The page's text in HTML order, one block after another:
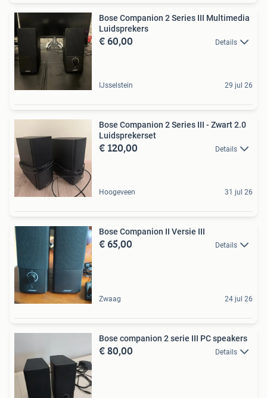
Bose Companion 2 Series III Multimedia
Luidsprekers
€ 60,00 Details
IJsselstein 29 jul 26
Bose Companion 2 Series III - Zwart 2.0
Luidsprekerset
€ 120,00 Details
Hoogeveen 31 jul 26
Bose Companion II Versie III
€ 65,00 Details
Zwaag 24 jul 26
Bose companion 2 serie III PC speakers
€ 80,00 Details